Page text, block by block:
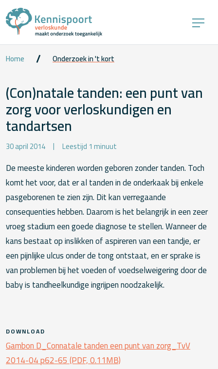
Home Onderzoek in 't kort
(Con)natale tanden: een punt van
zorg voor verloskundigen en
tandartsen
30 april 2014 Leestijd 1 minuut
De meeste kinderen worden geboren zonder tanden. Toch
komt het voor, dat er al tanden in de onderkaak bij enkele
pasgeborenen te zien zijn. Dit kan verregaande
consequenties hebben. Daarom is het belangrijk in een zeer
vroeg stadium een goede diagnose te stellen. Wanneer de
kans bestaat op inslikken of aspireren van een tandje, er
een pijnlijke ulcus onder de tong ontstaat, en er sprake is
van problemen bij het voeden of voedselweigering door de
baby is tandheelkundige ingrijpen noodzakelijk.
DOWNLOAD
Gambon D_Connatale tanden een punt van zorg_TvV
2014-04 p62-65 (PDF, 0.11MB)